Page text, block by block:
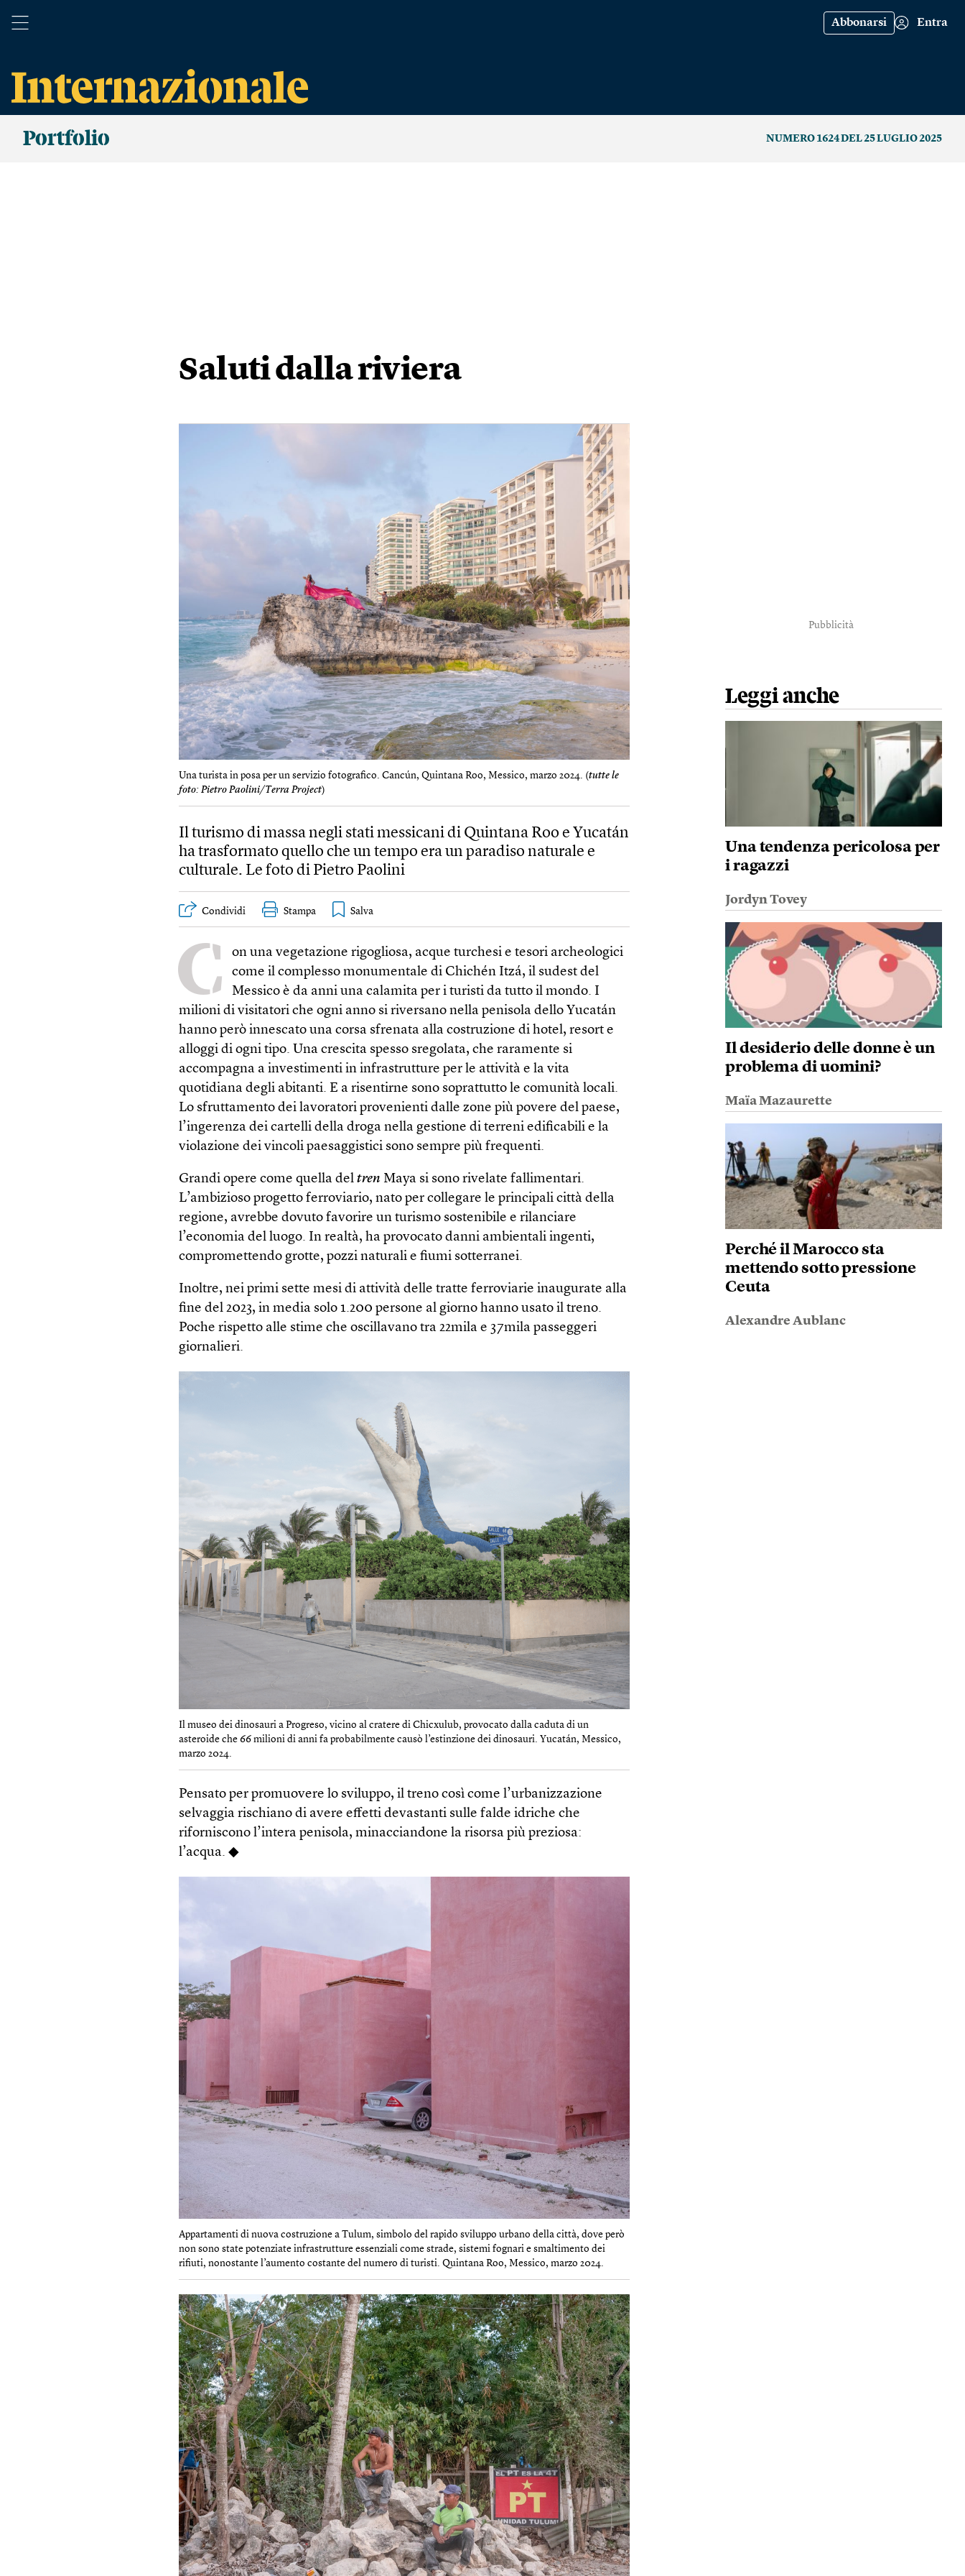
Abbonarsi Entra
Portfolio NUMERO 1624 DEL 25 LUGLIO 2025
Saluti dalla riviera
Una turista in posa per un servizio fotografico. Cancún, Quintana Roo, Messico, marzo 2024. (tutte le
foto: Pietro Paolini/Terra Project)
Il turismo di massa negli stati messicani di Quintana Roo e Yucatán
ha trasformato quello che un tempo era un paradiso naturale e
culturale. Le foto di Pietro Paolini
Condividi Stampa
C
on una vegetazione rigogliosa, acque turchesi e tesori archeologici
come il complesso monumentale di Chichén Itzá, il sudest del
Messico è da anni una calamita per i turisti da tutto il mondo. I
milioni di visitatori che ogni anno si riversano nella penisola dello Yucatán
hanno però innescato una corsa sfrenata alla costruzione di hotel, resort e
alloggi di ogni tipo. Una crescita spesso sregolata, che raramente si
accompagna a investimenti in infrastrutture per le attività e la vita
quotidiana degli abitanti. E a risentirne sono soprattutto le comunità locali.
Lo sfruttamento dei lavoratori provenienti dalle zone più povere del paese,
l’ingerenza dei cartelli della droga nella gestione di terreni edificabili e la
violazione dei vincoli paesaggistici sono sempre più frequenti.
Grandi opere come quella deltren Maya si sono rivelate fallimentari.
L’ambizioso progetto ferroviario, nato per collegare le principali città della
regione, avrebbe dovuto favorire un turismo sostenibile e rilanciare
l’economia del luogo. In realtà, ha provocato danni ambientali ingenti,
compromettendo grotte, pozzi naturali e fiumi sotterranei.
Inoltre, nei primi sette mesi di attività delle tratte ferroviarie inaugurate alla
fine del 2023, in media solo 1.200 persone al giorno hanno usato il treno.
Poche rispetto alle stime che oscillavano tra 22mila e 37mila passeggeri
giornalieri.
Il museo dei dinosauri a Progreso, vicino al cratere di Chicxulub, provocato dalla caduta di un
asteroide che 66 milioni di anni fa probabilmente causò l’estinzione dei dinosauri. Yucatán, Messico,
marzo 2024.
Pensato per promuovere lo sviluppo, il treno così come l’urbanizzazione
selvaggia rischiano di avere effetti devastanti sulle falde idriche che
riforniscono l’intera penisola, minacciandone la risorsa più preziosa:
l’acqua. ◆
Appartamenti di nuova costruzione a Tulum, simbolo del rapido sviluppo urbano della città, dove però
non sono state potenziate infrastrutture essenziali come strade, sistemi fognari e smaltimento dei
rifiuti, nonostante l’aumento costante del numero di turisti. Quintana Roo, Messico, marzo 2024.
Pubblicità
Leggi anche
Una tendenza pericolosa per
i ragazzi
Jordyn Tovey
Il desiderio delle donne è un
problema di uomini?
Maïa Mazaurette
Perché il Marocco sta
mettendo sotto pressione
Ceuta
Alexandre Aublanc